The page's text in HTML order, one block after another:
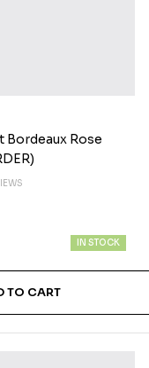
Bordeaux Rose
IN STOCK
TO CART